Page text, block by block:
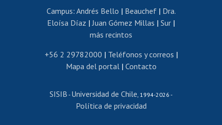
Editar páginas blancas
Extranjeras/os
Revalidación y reconocimiento de títulos
Postulación al Programa de Movilidad Estudiantil
Cursos de español
Campus: Andrés Bello | Beauchef| Dra.
Eloísa Díaz |Juan Gómez Millas | Sur |
más recintos
+56 2 29782000 | Teléfonos y correos |
Mapa del portal| Contacto
SISIB - Universidad de Chile, 1994-2026 -
Política de privacidad